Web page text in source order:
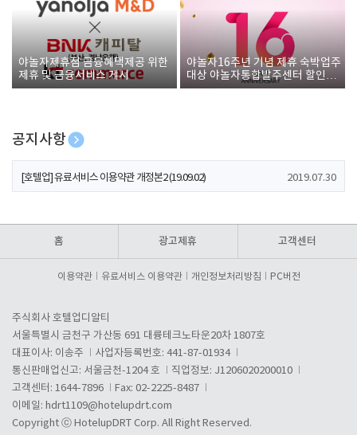
야놀자제휴점 금융혜택제공 위한
제휴 및 금융서비스 게시
야놀자16주년 기념 제휴 숙박업주
대상 야놀자통합발주센터 할인쿠
폰 증정
공지사항
[호텔업] 개인정보 처리방침 개정본1 (19.09.02)
[호텔업] 유료서비스 이용약관 개정본2 (19.09.02) 2019.07.30
홈 광고제휴 고객센터
이용약관 유료서비스 이용약관 개인정보처리방침 PC버전
주식회사 호텔업디알티
서울특별시 금천구 가산동 691 대륭테크노타운20차 1807호
대표이사: 이송주
사업자등록번호: 441-87-01934
통신판매업신고: 서울금천-1204 호
직업정보: J1206020200010
고객센터: 1644-7896
Fax: 02-2225-8487
이메일: hdrt1109@hotelupdrt.com
Copyright ⓒ HotelupDRT Corp. All Right Reserved.